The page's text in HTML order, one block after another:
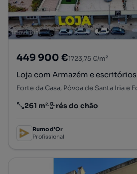
449 900 €1723,75 €/m²
Loja com Armazém e escritórios
Preço por metro quadrado
261 m²
Andar rés do chão
Rumo d'Or
Profissional